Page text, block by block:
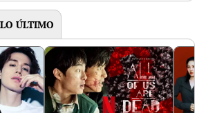
LO ÚLTIMO